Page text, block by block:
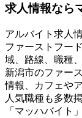
求人情報なら
アルバイト求人
ファーストフー
域、路線、職種
新潟市のファー
情報、カフェや
人気職種も多数
「マッハバイト